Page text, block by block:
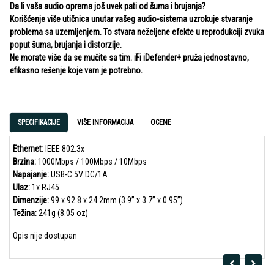
Da li vaša audio oprema još uvek pati od šuma i brujanja?
Korišćenje više utičnica unutar vašeg audio-sistema uzrokuje stvaranje
problema sa uzemljenjem. To stvara neželjene efekte u reprodukciji zvuka
poput šuma, brujanja i distorzije.
Ne morate više da se mučite sa tim. iFi iDefender+ pruža jednostavno,
efikasno rešenje koje vam je potrebno.
SPECIFIKACIJE VIŠE INFORMACIJA OCENE
Ethernet: IEEE 802.3x
Brzina:1000Mbps / 100Mbps / 10Mbps
Napajanje:USB-C 5V DC/1A
Ulaz:1x RJ45
Dimenzije:99 x 92.8 x 24.2mm (3.9” x 3.7” x 0.95”)
Težina:241g (8.05 oz)
Opis nije dostupan